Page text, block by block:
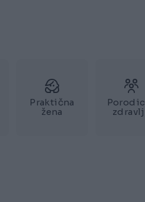
Praktična
žena